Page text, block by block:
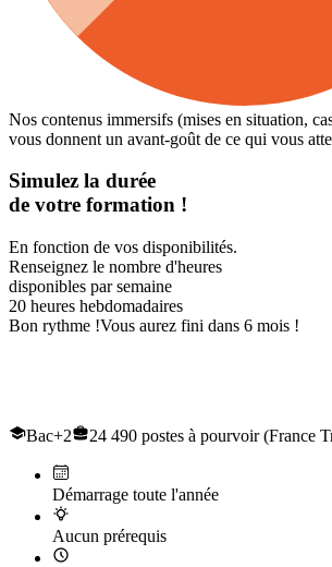
Nos contenus immersifs (mises en situation,
vous donnent un avant-goût de ce qui vous
Simulez la durée
de votre formation !
En fonction de vos disponibilités.
Renseignez le nombre d'heures
disponibles par semaine
20 heures hebdomadaires
Bon rythme !Vous aurez fini dans 6 mois !
Bac+2 24 490 postes à pourvoir (France
Démarrage toute l'année
Aucun prérequis